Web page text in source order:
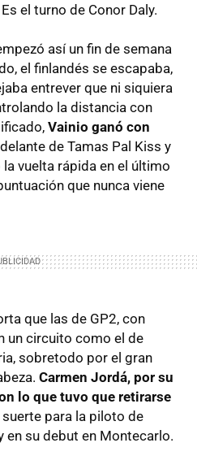
el turno de Conor Daly.
así un fin de semana
el finlandés se escapaba,
entrever que ni siquiera
la distancia con
Vainio ganó con
de Tamas Pal Kiss y
vuelta rápida en el último
que nunca viene
que las de GP2, con
un circuito como el de
sobretodo por el gran
Carmen Jordá, por su
lo que tuvo que retirarse
suerte para la piloto de
en su debut en Montecarlo.